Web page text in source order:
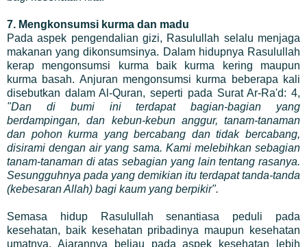
7. Mengkonsumsi kurma dan madu
Pada aspek pengendalian gizi, Rasulullah selalu menjaga
makanan yang dikonsumsinya. Dalam hidupnya Rasulullah
kerap mengonsumsi kurma baik kurma kering maupun
kurma basah. Anjuran mengonsumsi kurma beberapa kali
disebutkan dalam Al-Quran, seperti pada Surat Ar-Ra'd: 4,
"Dan di bumi ini terdapat bagian-bagian yang
berdampingan, dan kebun-kebun anggur, tanam-tanaman
dan pohon kurma yang bercabang dan tidak bercabang,
disirami dengan air yang sama. Kami melebihkan sebagian
tanam-tanaman di atas sebagian yang lain tentang rasanya.
Sesungguhnya pada yang demikian itu terdapat tanda-tanda
(kebesaran Allah) bagi kaum yang berpikir".
Semasa hidup Rasulullah senantiasa peduli pada
kesehatan, baik kesehatan pribadinya maupun kesehatan
umatnya. Ajarannya beliau pada aspek kesehatan lebih